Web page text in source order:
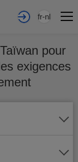
fr-nl
pour
exigences